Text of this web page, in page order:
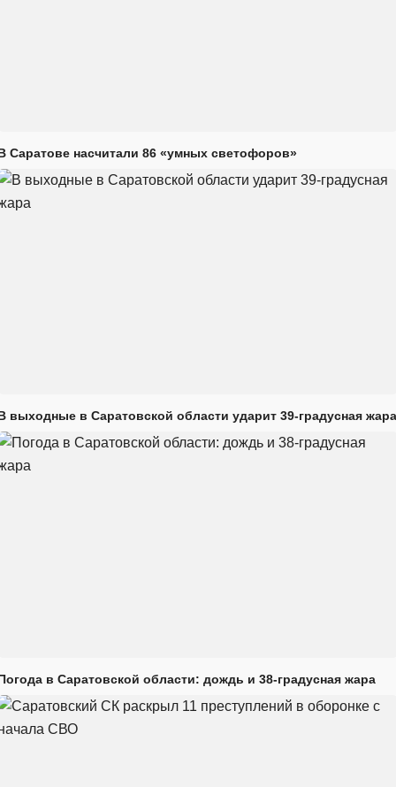
Саратове насчитали 86 «умных светофоров»
выходные в Саратовской области ударит 39-градусная жара
в Саратовской области: дождь и 38-градусная жара